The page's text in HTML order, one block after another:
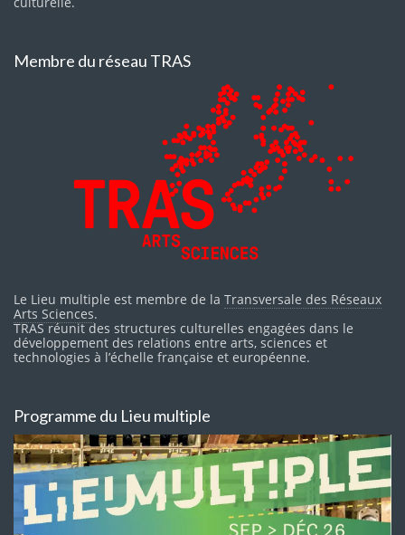
Membre du réseau TRAS
Le Lieu multiple est membre de la Transversale des Réseaux
Arts Sciences.
TRAS réunit des structures culturelles engagées dans le
développement des relations entre arts, sciences et
technologies à l’échelle française et européenne.
Programme du Lieu multiple